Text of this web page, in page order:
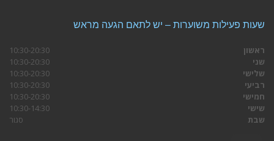
שעות פעילות משוערות – יש לתאם הגעה מראש
ראשון
10:30-20:30
שני
10:30-20:30
שלישי
10:30-20:30
רביעי
10:30-20:30
חמישי
10:30-20:30
שישי
10:30-14:30
שבת
סגור